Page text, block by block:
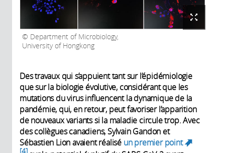
Department of Microbiology,
University of Hongkong
Des travaux qui s’appuient tant sur l’épidémiologie
que sur la biologie évolutive, considérant que les
mutations du virus influencent la dynamique de la
pandémie, qui, en retour, peut favoriser l’apparition
de nouveaux variants si la maladie circule trop. Avec
des collègues canadiens, Sylvain Gandon et
Sébastien Lion avaient réalisé un premier point
(link
4